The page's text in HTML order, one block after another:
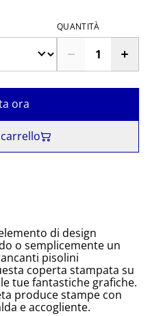
QUANTITÀ
ora
di design
o semplicemente un
pisolini
coperta stampata su
tue fantastiche grafiche.
produce stampe con
e accogliente.